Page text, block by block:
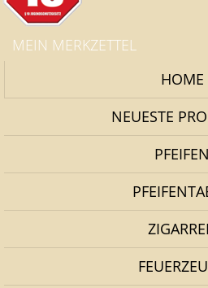
MEIN MERKZETTEL
HOME
NEUESTE
PFEIFEN